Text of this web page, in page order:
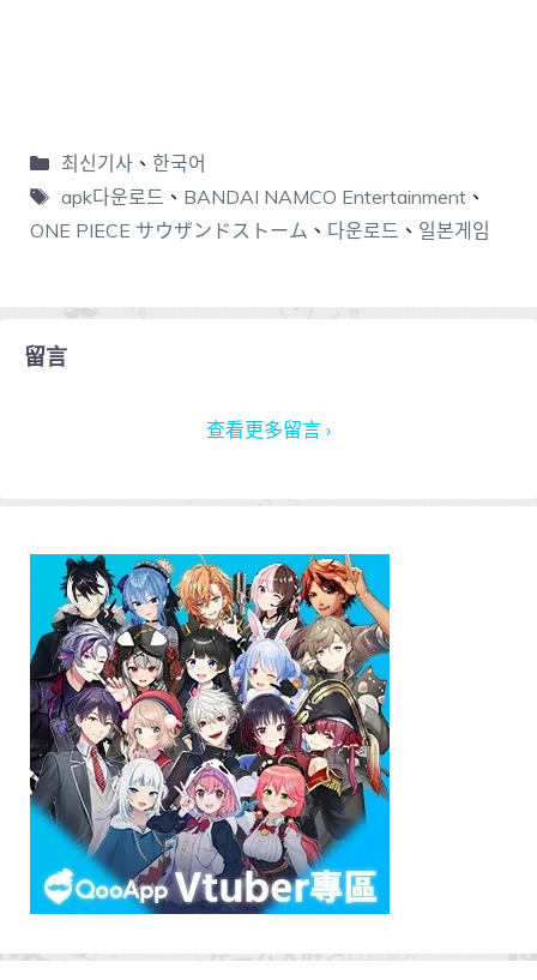
최신기사、 한국어
apk다운로드 、 BANDAI NAMCO Entertainment、
ONE PIECE サウザンドストーム 、 다운로드 、 일본게임
留言
查看更多留言 ›